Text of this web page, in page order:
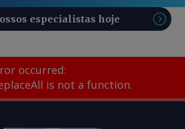
especialistas hoje
occurred:
is not a function.